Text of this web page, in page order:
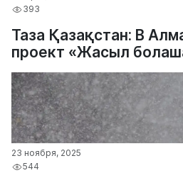
393
Таза Қазақстан: В
проект «Жасыл
23 ноября, 2025
544